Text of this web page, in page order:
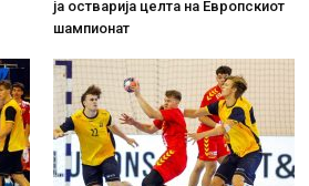
ја остварија целта на Европскиот
шампионат